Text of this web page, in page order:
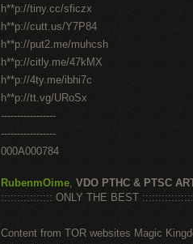
h**p://tiny.cc/sficzx
h**p://cutt.us/Y7P84
h**p://put2.me/muhcsh
h**p://citly.me/47kMX
h**p://4ty.me/ibhi7c
h**p://tt.vg/URoSx
-----------------
-----------------
000A000784
RubenmOime, VDO PTHC & PTSC
:::::::::::::::: ONLY THE BEST ::::::::::::::::
Content from TOR websites Magic